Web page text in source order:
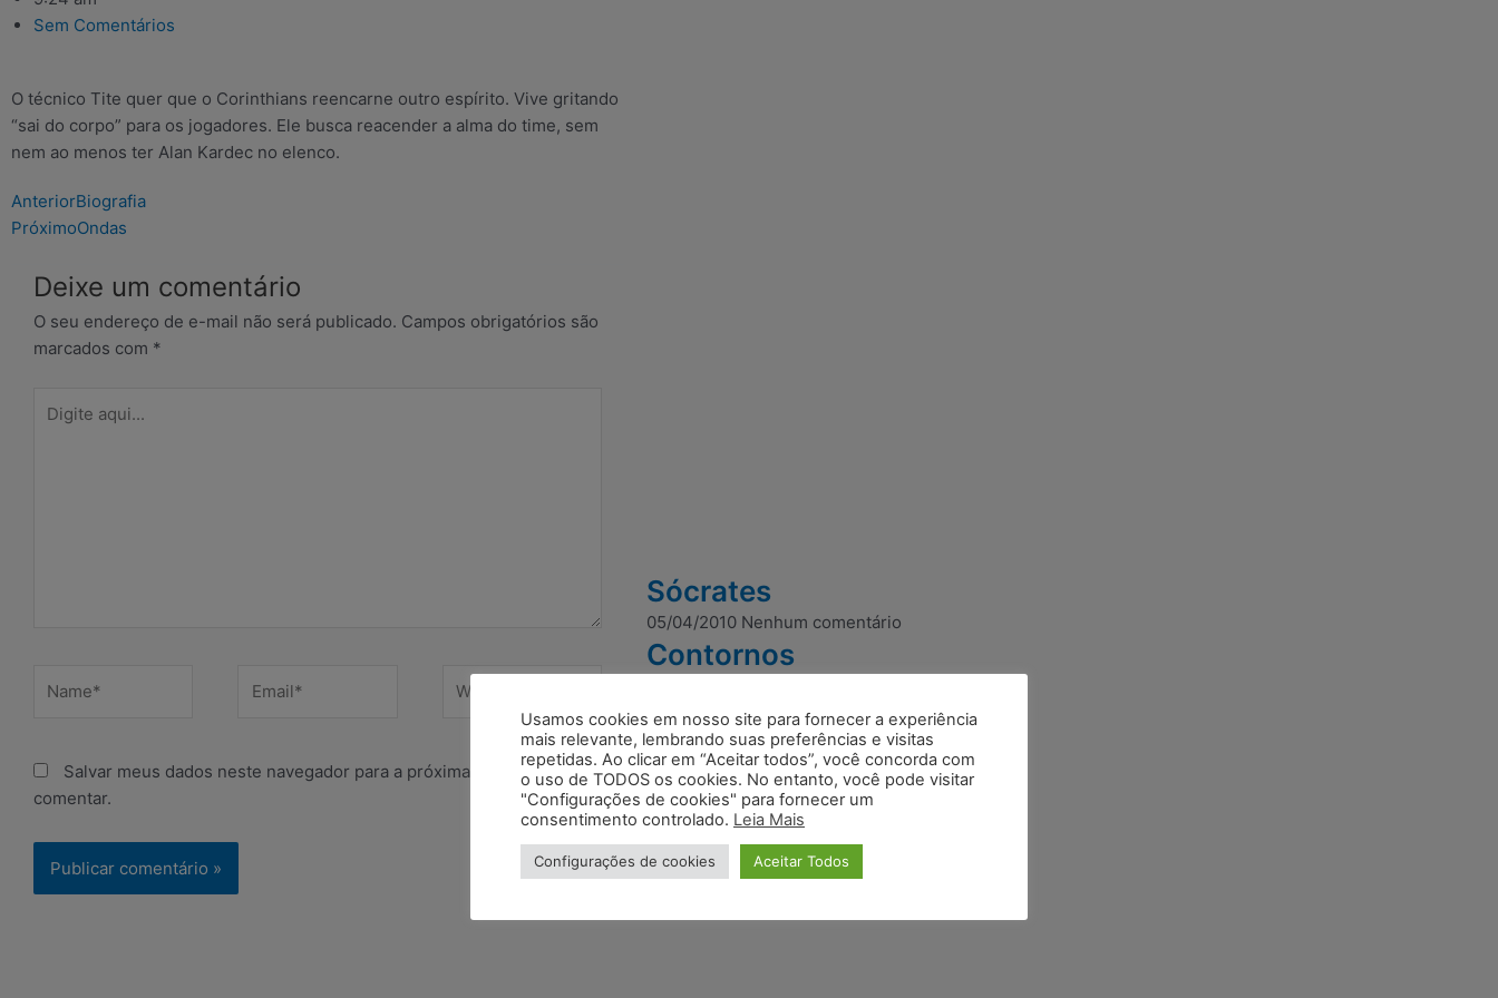
Sem Comentários
O técnico Tite quer que o Corinthians reencarne outro espírito. Vive gritando
“sai do corpo” para os jogadores. Ele busca reacender a alma do time, sem
nem ao menos ter Alan Kardec no elenco.
Prev
AnteriorBiografia
PróximoOndas
Next
Deixe um comentário
O seu endereço de e-mail não será publicado. Campos obrigatórios são
marcados com *
aqui...
Website
Salvar meus dados neste navegador para a próxima vez que eu
comentar.
Sócrates
05/04/2010 Nenhum comentário
Contornos
Mundos
05/04/2010Nenhum comentário
Usamos cookies em nosso site para fornecer a experiência
mais relevante, lembrando suas preferências e visitas
repetidas. Ao clicar em “Aceitar todos”, você concorda com
o uso de TODOS os cookies. No entanto, você pode visitar
"Configurações de cookies" para fornecer um
consentimento controlado. Leia Mais
Configurações de cookies Aceitar Todos